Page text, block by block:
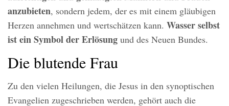
anzubieten, sondern jedem, der es mit einem gläubigen
Herzen annehmen und wertschätzen kann. Wasser selbst
ist ein Symbol der Erlösung und des Neuen Bundes.
Die blutende Frau
Zu den vielen Heilungen, die Jesus in den synoptischen
Evangelien zugeschrieben werden, gehört auch die